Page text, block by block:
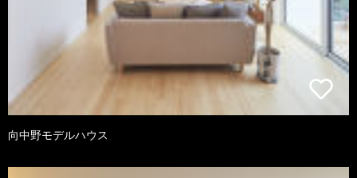
向中野モデルハウス